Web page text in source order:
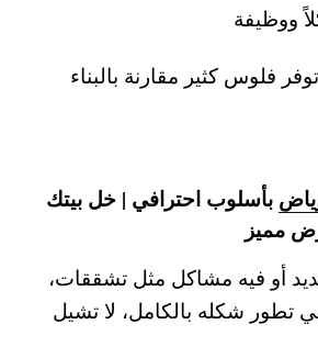
ووظيفة
فلوس كثير مقارنة بالبناء
بأسلوب احترافي | خل بيتك
مميز
أو فيه مشاكل مثل تشققات،
تطور شكله بالكامل، لا تشيل